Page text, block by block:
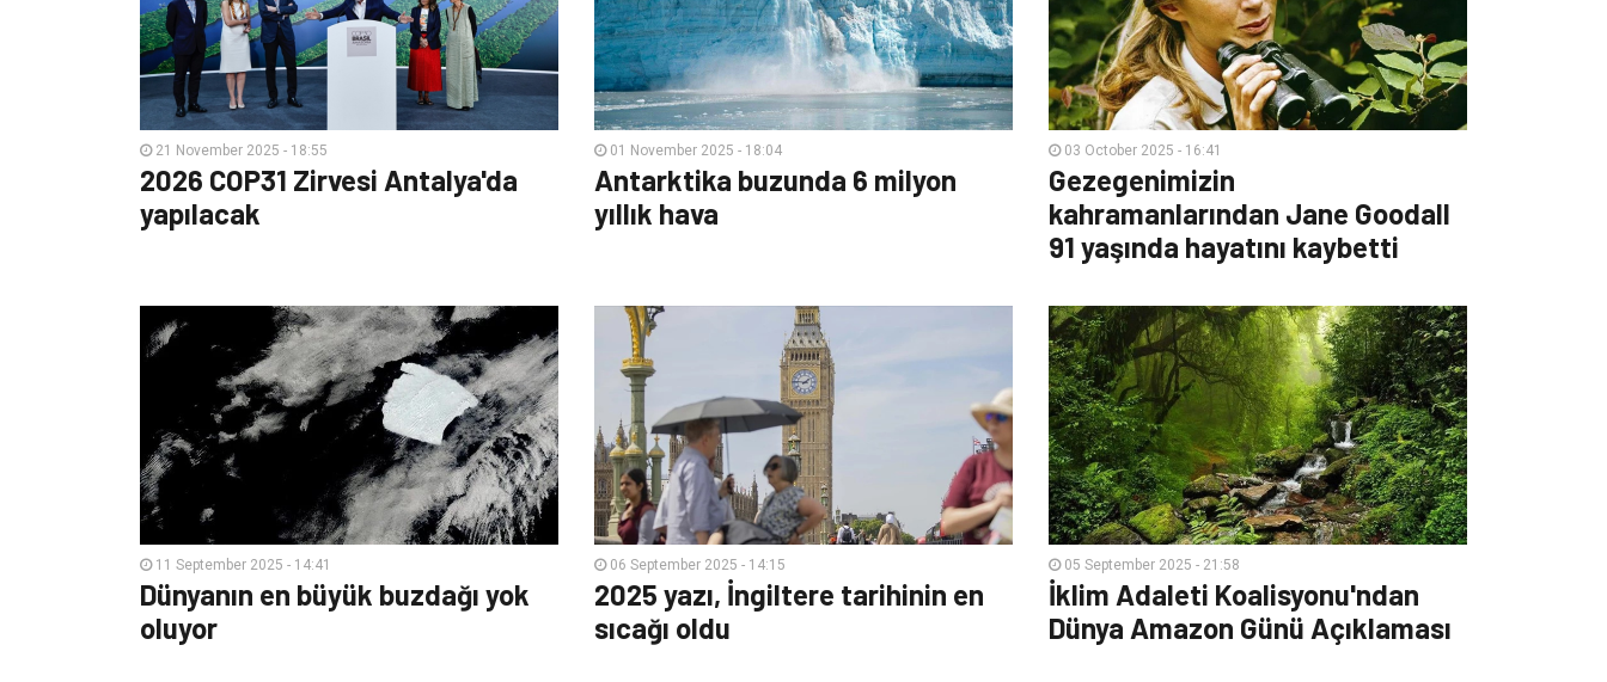
21 November 2025 - 18:55
2026 COP31 Zirvesi Antalya'da
yapılacak
01 November 2025 - 18:04
Antarktika buzunda 6 milyon
yıllık hava
03 October 2025 - 16:41
Gezegenimizin
kahramanlarından Jane Goodall
91 yaşında hayatını kaybetti
11 September 2025 - 14:41
Dünyanın en büyük buzdağı yok
oluyor
06 September 2025 - 14:15
2025 yazı, İngiltere tarihinin en
sıcağı oldu
05 September 2025 - 21:58
İklim Adaleti Koalisyonu'ndan
Dünya Amazon Günü Açıklaması